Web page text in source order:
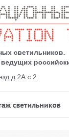
светильников.
ведущих
д.2А с.2
светильников